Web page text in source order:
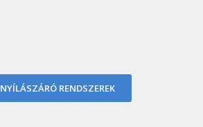
NYÍLÁSZÁRÓ RENDSZEREK